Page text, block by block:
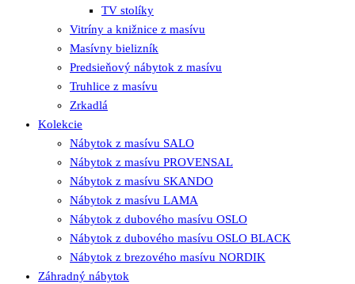
TV stolíky
Vitríny a knižnice z masívu
Masívny bielizník
Predsieňový nábytok z masívu
Truhlice z masívu
Zrkadlá
Kolekcie
Nábytok z masívu SALO
Nábytok z masívu PROVENSAL
Nábytok z masívu SKANDO
Nábytok z masívu LAMA
Nábytok z dubového masívu OSLO
Nábytok z dubového masívu OSLO BLACK
Nábytok z brezového masívu NORDIK
Záhradný nábytok